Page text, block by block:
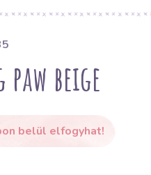
beige
belül elfogyhat!